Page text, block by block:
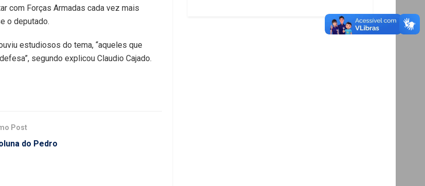
com Forças Armadas cada vez mais
o deputado.
estudiosos do tema, “aqueles que
segundo explicou Claudio Cajado.
Post
do Pedro